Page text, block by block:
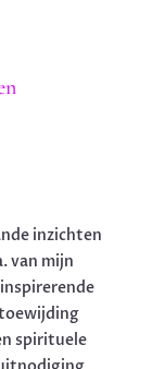
inzichten
van mijn
spirituele